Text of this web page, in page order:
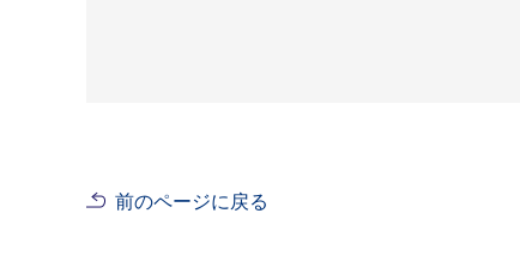
前のページに戻る